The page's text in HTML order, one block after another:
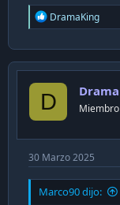
R
e
c
t
o
n
DramaKing
D
30 Marzo 2025
Marco90 dijo: